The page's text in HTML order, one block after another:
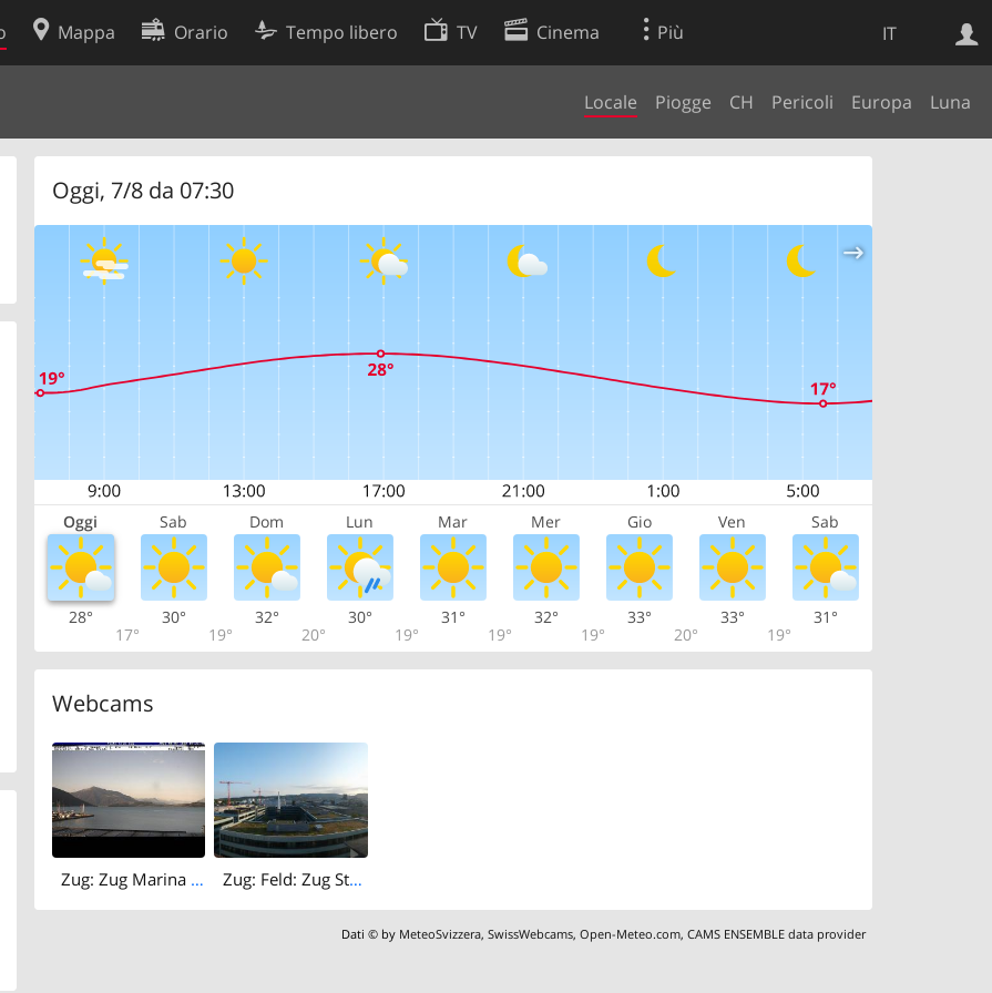
IT
Mappa Orario Tempo libero TV Cinema Più
Locale Piogge CH Pericoli Europa Luna
Oggi, 7/8 da 07:30
Oggi Sab Dom Lun Mar Mer Gio Ven Sab
28°
17°
30°
19°
32°
20°
30°
19°
31°
19°
32°
19°
33°
20°
33°
19°
31°
Webcams
Zug: Zug Marina (Hafen) Zug: Feld: Zug Stadt
Dati © by MeteoSvizzera,SwissWebcams,Open-Meteo.com,CAMS ENSEMBLE data provider
Ricerca Web
Preferenze cookie